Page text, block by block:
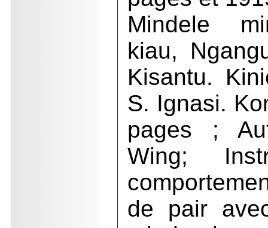
Mindele
kiau,
Kisantu.
S. Ignasi.
pages ;
Wing;
de pair